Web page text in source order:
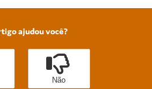
ajudou você?
Não